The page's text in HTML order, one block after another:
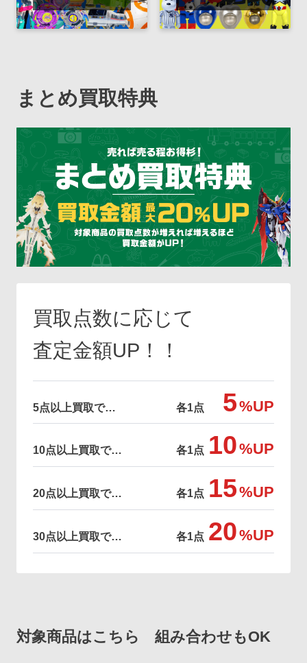
まとめ買取特典
買取点数に応じて
査定金額UP！！
5点以上買取で… 各1点 5%UP
10点以上買取で… 各1点 10%UP
20点以上買取で… 各1点 15%UP
30点以上買取で… 各1点 20%UP
対象商品はこちら 組み合わせもOK